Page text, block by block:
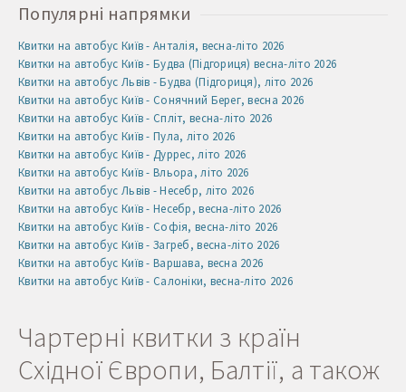
Популярні напрямки
Квитки на автобус Київ - Анталія, весна-літо 2026
Квитки на автобус Київ - Будва (Підгориця) весна-літо 2026
Квитки на автобус Львів - Будва (Підгориця), літо 2026
Квитки на автобус Київ - Сонячний Берег, весна 2026
Квитки на автобус Київ - Спліт, весна-літо 2026
Квитки на автобус Київ - Пула, літо 2026
Квитки на автобус Київ - Дуррес, літо 2026
Квитки на автобус Київ - Вльора, літо 2026
Квитки на автобус Львів - Несебр, літо 2026
Квитки на автобус Київ - Несебр, весна-літо 2026
Квитки на автобус Київ - Софія, весна-літо 2026
Квитки на автобус Київ - Загреб, весна-літо 2026
Квитки на автобус Київ - Варшава, весна 2026
Квитки на автобус Київ - Салоніки, весна-літо 2026
Чартерні квитки з країн
Східної Європи, Балтії, а також